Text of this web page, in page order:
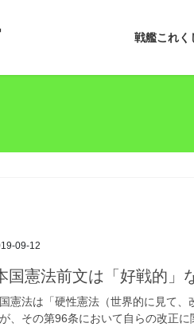
戦艦これく
09-12
国憲法前文は「好戦的」
憲法は「硬性憲法（世界的に見て
、その第96条において自らの改正